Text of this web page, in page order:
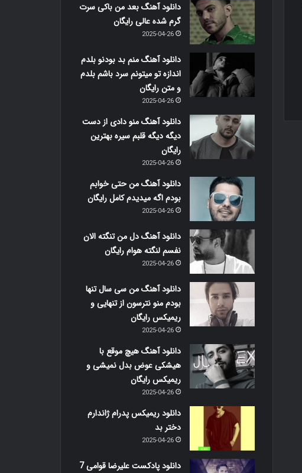
دانلود آهنگ بعد من باکی سرت
گرم شده عالی رایگان
2025-04-26
دانلود آهنگ منم بد بودنو بلدم
اندازه تو میتونم سرد باشم بلدم
و متن رایگان
2025-04-26
دانلود آهنگ منو دادی از دست
دیگه دیگه قلبم سیره بهترین
رایگان
2025-04-26
دانلود آهنگ من حتی خوابم
بودم اگه میدیدم کامل رایگان
2025-04-26
دانلود آهنگ دل من تنگته الان
نفسم لنگته هوام رایگان
2025-04-26
دانلود آهنگ من سی سال تنها
بودم منو نترسون از تنهایی و
ریمیکس رایگان
2025-04-26
دانلود آهنگ هیچ موقع با
هیشکی عوض بدل نمیشی و
ریمیکس رایگان
2025-04-26
دانلود ریمیکس پدرام ژاندارم
دختر بد
2025-04-26
دانلود پادکست علیرضا قوامی 7